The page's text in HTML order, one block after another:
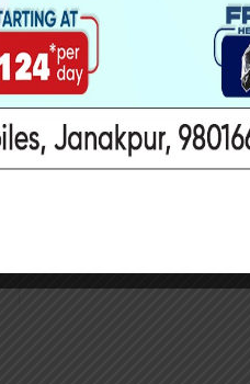
कार्यालयले जनाएको छ ।
सिरहा